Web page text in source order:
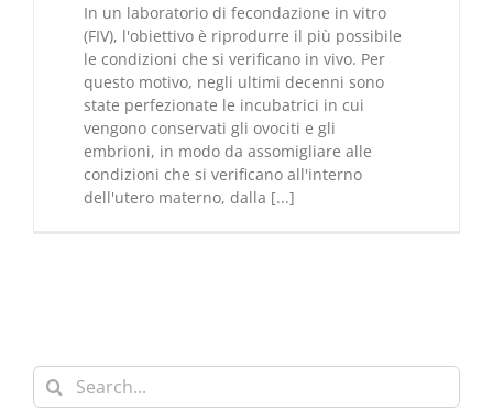
In un laboratorio di fecondazione in vitro
(FIV), l'obiettivo è riprodurre il più possibile
le condizioni che si verificano in vivo. Per
questo motivo, negli ultimi decenni sono
state perfezionate le incubatrici in cui
vengono conservati gli ovociti e gli
embrioni, in modo da assomigliare alle
condizioni che si verificano all'interno
dell'utero materno, dalla [...]
Search
for: